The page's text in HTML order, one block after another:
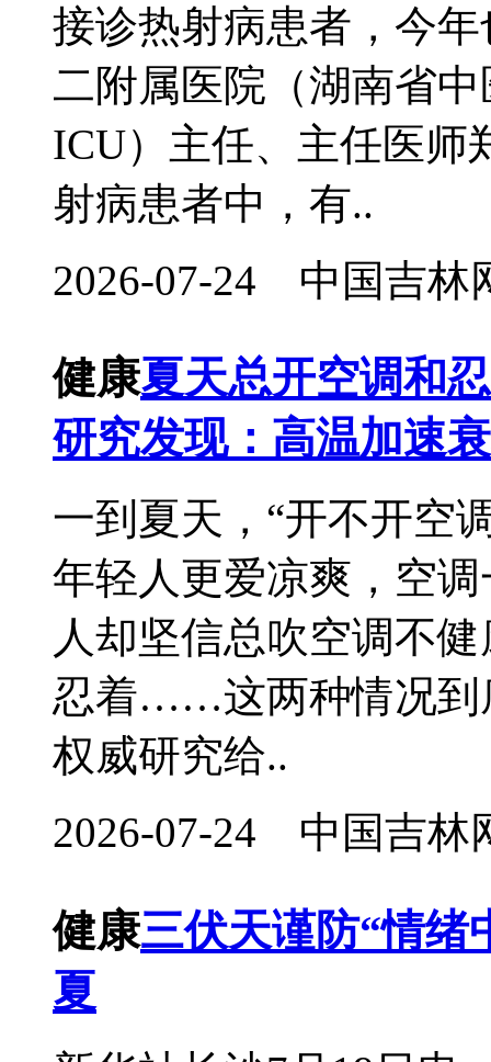
接诊热射病患者，今
二附属医院（湖南省
ICU）主任、主任医师
射病患者中，有..
2026-07-24 中国吉
健康夏天总开空调和
研究发现：高温加速
一到夏天，“开不开空
年轻人更爱凉爽，空
人却坚信总吹空调不
忍着……这两种情况
权威研究给..
2026-07-24 中国吉
健康三伏天谨防“情绪
夏